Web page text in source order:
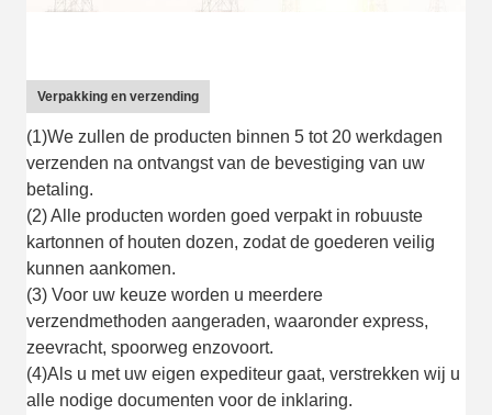
Verpakking en verzending
(1)We zullen de producten binnen 5 tot 20 werkdagen
verzenden na ontvangst van de bevestiging van uw
betaling.
(2) Alle producten worden goed verpakt in robuuste
kartonnen of houten dozen, zodat de goederen veilig
kunnen aankomen.
(3) Voor uw keuze worden u meerdere
verzendmethoden aangeraden, waaronder express,
zeevracht, spoorweg enzovoort.
(4)Als u met uw eigen expediteur gaat, verstrekken wij u
alle nodige documenten voor de inklaring.